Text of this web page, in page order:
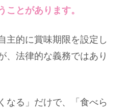
ことがあります。
主的に賞味期限を設定し
、法律的な義務ではあり
なる」だけで、「食べら